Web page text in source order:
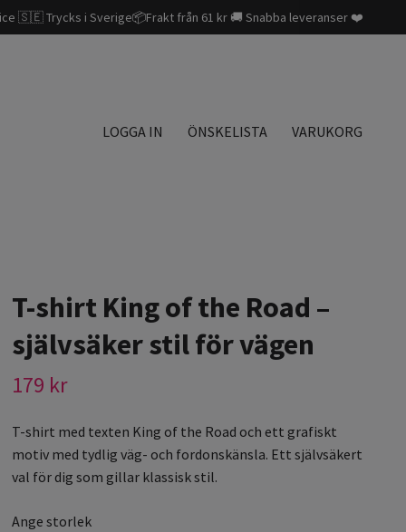
🇸🇪 Trycks i Sverige📦Frakt från 61 kr 🚚 Snabba leveranser ❤️
LOGGA IN ÖNSKELISTA VARUKORG
T-shirt King of the Road –
självsäker stil för vägen
179 kr
T-shirt med texten King of the Road och ett grafiskt
motiv med tydlig väg- och fordonskänsla. Ett självsäkert
val för dig som gillar klassisk stil.
Ange storlek